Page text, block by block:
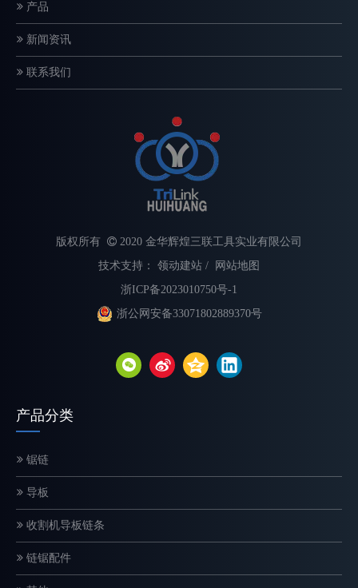
选择合适的链锯链对于最大限度地提高切割速度、提高安全性和延
产品
新闻资讯
联系我们
版权所有  2020 金华辉煌三联工具实业有限公司
技术支持： 领动建站 /
网站地图
浙ICP备2023010750号-1
浙公网安备33071802889370号
产品分类
锯链
导板
收割机导板链条
链锯配件